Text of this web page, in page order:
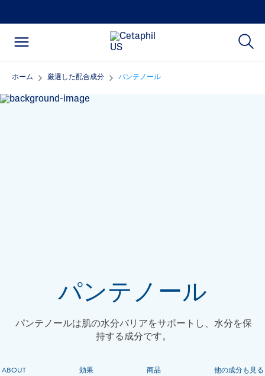
ホーム 厳選した配合成分 パンテノール
パンテノール
パンテノールは肌の水分バリアをサポートし、水分を保
持する成分です。
ABOUT 効果 商品 他の成分も見る